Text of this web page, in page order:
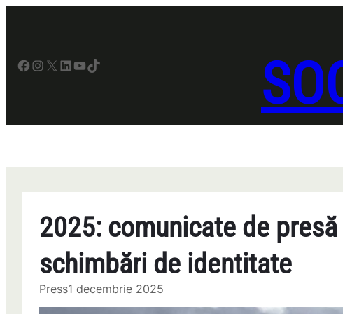
Facebook InstagramX LinkedIn YouTube TikTok
2025: comunicate de
schimbări de identitate
Press1 decembrie 2025